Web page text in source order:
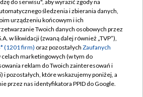
TVP
TVP
Cyfrowa
Regulamin TVP
prywatności
Moje zgody
Pomoc
do serwisu", aby wyrazić zgody na
śledzenia i zbierania danych,
urządzeniu końcowym i ich
Twoich danych osobowych przez
w likwidacji (zwaną dalej również „TVP”),
(1201 firm) oraz pozostałych Zaufanych
celach marketingowych (w tym do
reklam do Twoich zainteresowań i
pozostałych, które wskazujemy poniżej, a
przez nas identyfikatora PPID do Google.